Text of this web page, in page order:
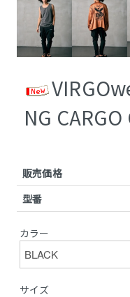
NG CARGO
販売価格
型番
カラー
サイズ